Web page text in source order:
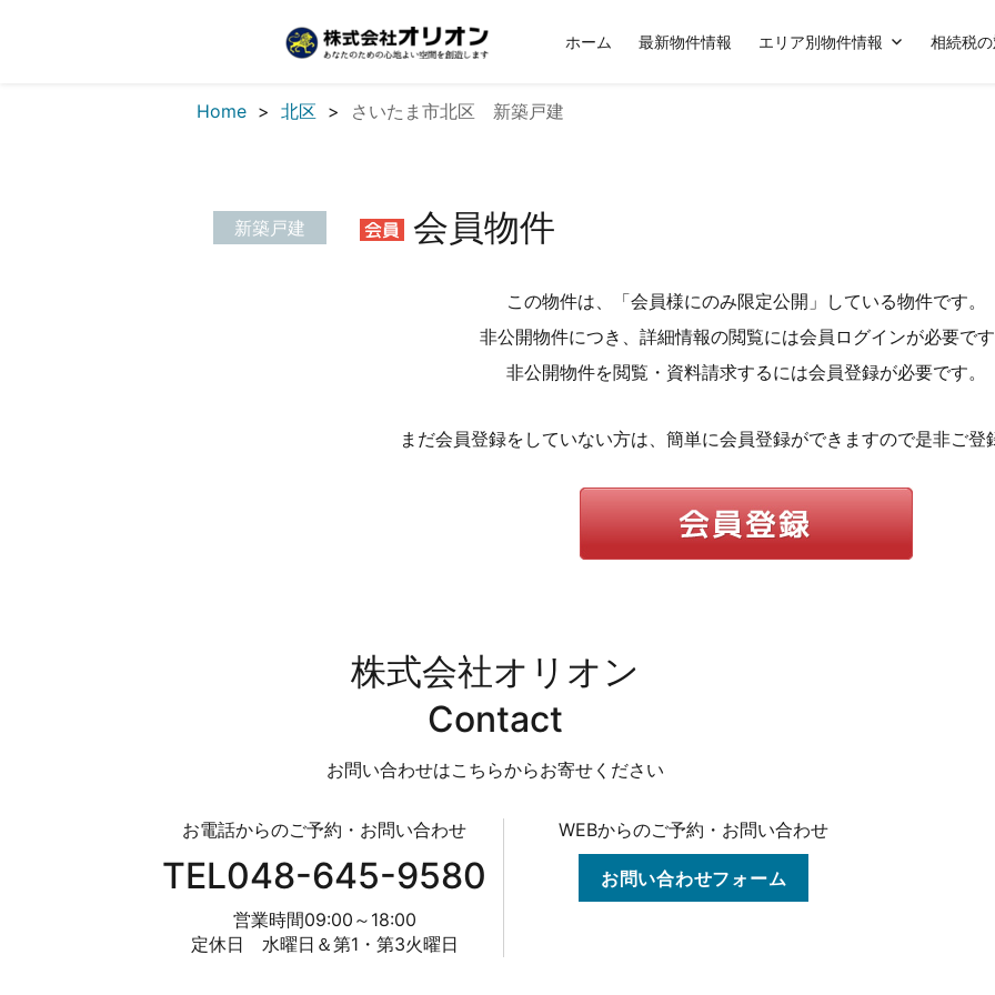
ホーム 最新物件情報 エリア別物件情報 相続税
Home 北区 さいたま市北区 新築戸建
新築戸建 会員物件
この物件は、「会員様にのみ限定公開」している物件です。
非公開物件につき、詳細情報の閲覧には会員ログインが必要です
非公開物件を閲覧・資料請求するには会員登録が必要です。
まだ会員登録をしていない方は、簡単に会員登録ができますので是非ご登
株式会社オリオン
Contact
お問い合わせはこちらからお寄せください
お電話からのご予約・お問い合わせ
TEL048-645-9580
営業時間09:00～18:00
定休日 水曜日＆第1・第3火曜日
WEBからのご予約・お問い合わせ
お問い合わせフォーム